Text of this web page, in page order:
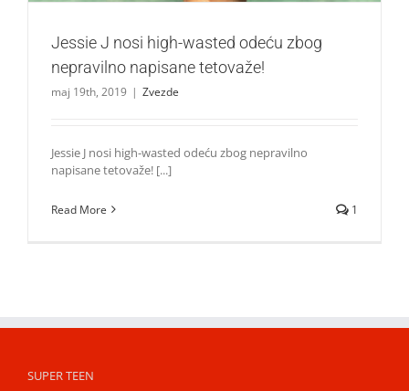
Jessie J nosi high-wasted odeću zbog
nepravilno napisane tetovaže!
maj 19th, 2019 | Zvezde
Jessie J nosi high-wasted odeću zbog nepravilno
napisane tetovaže! [...]
Read More 1
SUPER TEEN